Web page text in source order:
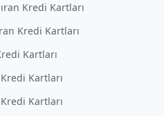
Kredi Kartları
Kredi Kartları
Kartları
Kartları
Kartları